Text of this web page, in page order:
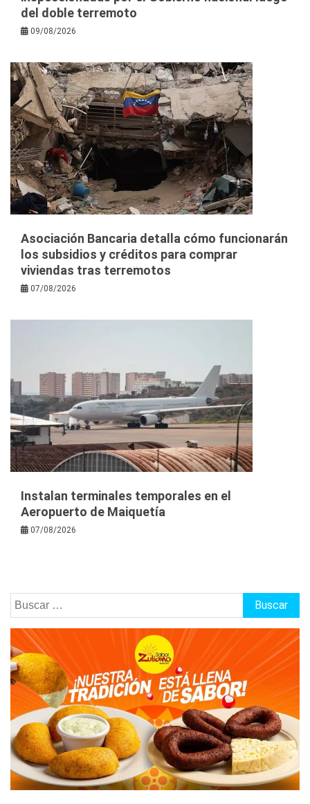
del doble terremoto
09/08/2026
Asociación Bancaria detalla cómo funcionarán
los subsidios y créditos para comprar
viviendas tras terremotos
07/08/2026
Instalan terminales temporales en el
Aeropuerto de Maiquetía
07/08/2026
Buscar: